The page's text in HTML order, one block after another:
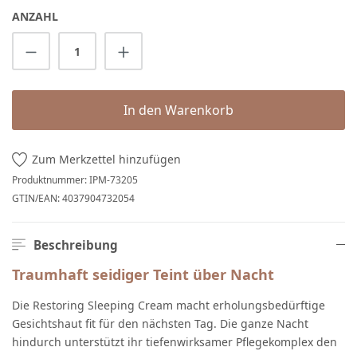
ANZAHL
Produkt Anzahl: Gib den gewünschten
In den Warenkorb
Zum Merkzettel hinzufügen
Produktnummer:IPM-73205
GTIN/EAN:4037904732054
Beschreibung
Traumhaft seidiger Teint über Nacht
Die Restoring Sleeping Cream macht erholungsbedürftige
Gesichtshaut fit für den nächsten Tag. Die ganze Nacht
hindurch unterstützt ihr tiefenwirksamer Pflegekomplex den